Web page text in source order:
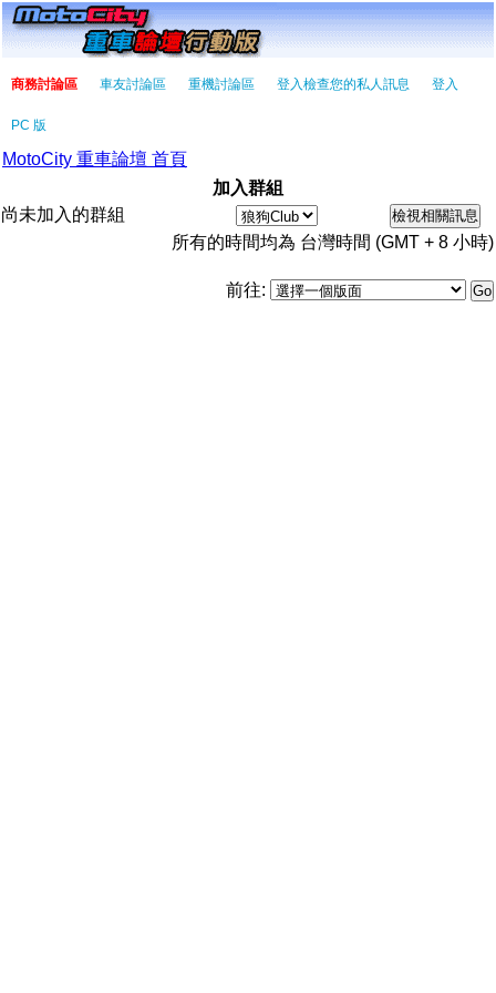
商務討論區 車友討論區 重機討論區 登入檢查您的私人訊息 登入
PC 版
MotoCity 重車論壇 首頁
加入群組
尚未加入的群組
所有的時間均為 台灣時間 (GMT + 8 小時)
前往: